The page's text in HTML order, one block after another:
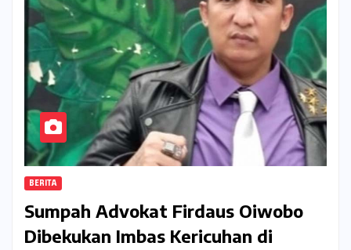
BERITA
Sumpah Advokat Firdaus Oiwobo
Dibekukan Imbas Kericuhan di